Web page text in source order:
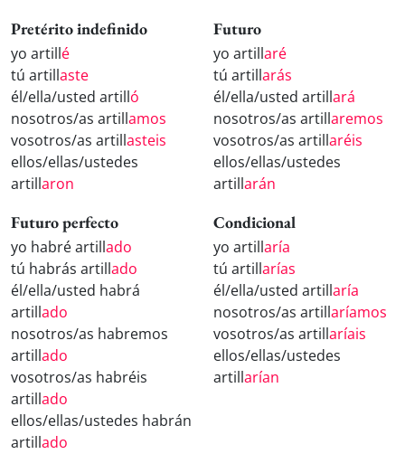
Pretérito indefinido
yo artillé
tú artillaste
él/ella/usted artilló
nosotros/as artillamos
vosotros/as artillasteis
ellos/ellas/ustedes
artillaron
Futuro
yo artillaré
tú artillarás
él/ella/usted artillará
nosotros/as artillaremos
vosotros/as artillaréis
ellos/ellas/ustedes
artillarán
Futuro perfecto
yo habré artillado
tú habrás artillado
él/ella/usted habrá
artillado
nosotros/as habremos
artillado
vosotros/as habréis
artillado
ellos/ellas/ustedes habrán
artillado
Condicional
yo artillaría
tú artillarías
él/ella/usted artillaría
nosotros/as artillaríamos
vosotros/as artillaríais
ellos/ellas/ustedes
artillarían